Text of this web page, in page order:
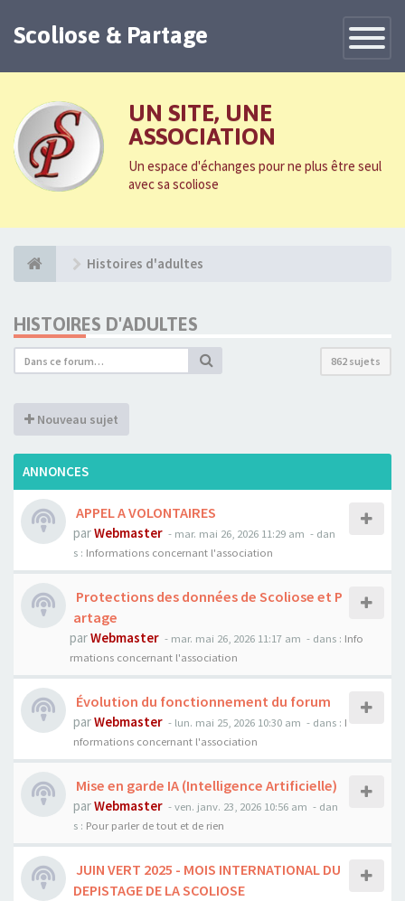
Toggle
Scoliose & Partage
UN SITE, UNE
ASSOCIATION
Un espace d'échanges pour ne plus être seul
avec sa scoliose
Histoires d'adultes
HISTOIRES D'ADULTES
862 sujets
Nouveau sujet
ANNONCES
APPEL A VOLONTAIRES
parWebmaster - mar. mai 26, 2026 11:29 am - dan
s : Informations concernant l'association
Protections des données de Scoliose et P
artage
parWebmaster - mar. mai 26, 2026 11:17 am - dans : Info
rmations concernant l'association
Évolution du fonctionnement du forum
parWebmaster - lun. mai 25, 2026 10:30 am - dans : I
nformations concernant l'association
Mise en garde IA (Intelligence Artificielle)
parWebmaster - ven. janv. 23, 2026 10:56 am - dan
s : Pour parler de tout et de rien
JUIN VERT 2025 - MOIS INTERNATIONAL DU
DEPISTAGE DE LA SCOLIOSE